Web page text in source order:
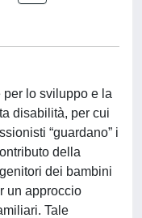
per lo sviluppo e la
disabilità, per cui
“guardano” i
della
dei bambini
un approccio
Tale